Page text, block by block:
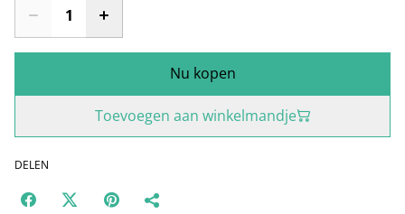
Nu kopen
Toevoegen aan winkelmandje
DELEN